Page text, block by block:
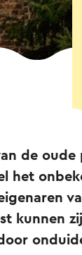
de oude
het
kunnen